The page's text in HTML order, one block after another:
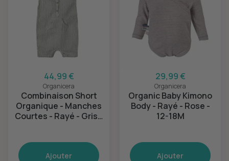
44,99 €
Organicera
Combinaison Short
Organique - Manches
Courtes - Rayé - Gris -
Ajouter
29,99 €
Organicera
Organic Baby Kimono
Body - Rayé - Rose -
12-18M
Ajouter